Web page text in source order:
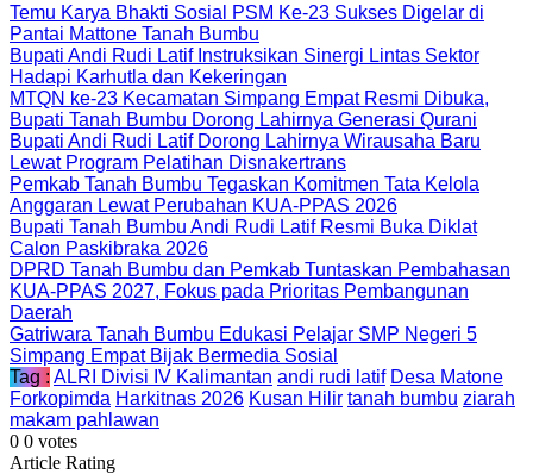
Temu Karya Bhakti Sosial PSM Ke-23 Sukses Digelar di
Pantai Mattone Tanah Bumbu
Bupati Andi Rudi Latif Instruksikan Sinergi Lintas Sektor
Hadapi Karhutla dan Kekeringan
MTQN ke-23 Kecamatan Simpang Empat Resmi Dibuka,
Bupati Tanah Bumbu Dorong Lahirnya Generasi Qurani
Bupati Andi Rudi Latif Dorong Lahirnya Wirausaha Baru
Lewat Program Pelatihan Disnakertrans
Pemkab Tanah Bumbu Tegaskan Komitmen Tata Kelola
Anggaran Lewat Perubahan KUA-PPAS 2026
Bupati Tanah Bumbu Andi Rudi Latif Resmi Buka Diklat
Calon Paskibraka 2026
DPRD Tanah Bumbu dan Pemkab Tuntaskan Pembahasan
KUA-PPAS 2027, Fokus pada Prioritas Pembangunan
Daerah
Gatriwara Tanah Bumbu Edukasi Pelajar SMP Negeri 5
Simpang Empat Bijak Bermedia Sosial
Tag : ALRI Divisi IV Kalimantan andi rudi latif Desa Matone
Forkopimda Harkitnas 2026 Kusan Hilir tanah bumbu ziarah
makam pahlawan
0 0 votes
Article Rating